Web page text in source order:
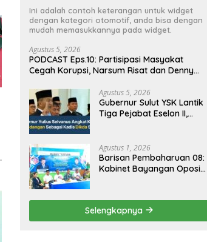
Ini adalah contoh keterangan untuk widget
dengan kategori otomotif, anda bisa dengan
mudah memasukkannya pada widget.
Agustus 5, 2026
PODCAST Eps.10: Partisipasi Masyakat
Cegah Korupsi, Narsum Risat dan Denny
Agustus 5, 2026
Gubernur Sulut YSK Lantik
Tiga Pejabat Eselon II,
Agustus 1, 2026
Barisan Pembaharuan 08:
Kabinet Bayangan Oposisi
Asta Cita Prabowo-Gibran
Selengkapnya